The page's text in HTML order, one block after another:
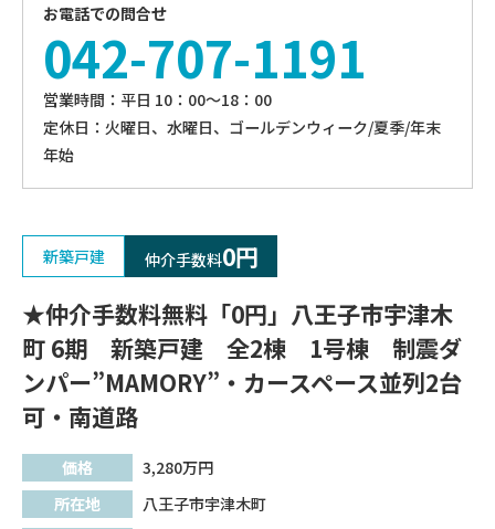
お電話での問合せ
042-707-1191
営業時間：平⽇ 10：00〜18：00
定休⽇：火曜日、⽔曜⽇、ゴールデンウィーク/夏季/年末
年始
新築戸建 仲介手数料0円
★仲介手数料無料「0円」八王子市宇津木
町 6期 新築戸建 全2棟 1号棟 制震ダ
ンパー”MAMORY”・カースペース並列2台
可・南道路
価格 3,280万円
所在地
八王子市宇津木町